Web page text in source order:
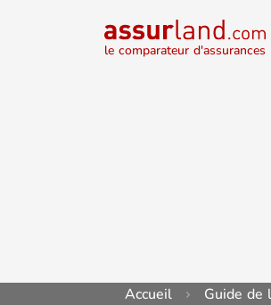
le comparateur d'assurances
Accueil Guide de